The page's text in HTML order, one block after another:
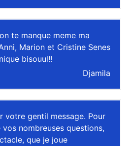
te manque meme ma
Marion et Cristine Senes
bisouul!!
Djamila
votre gentil message. Pour
vos nombreuses questions,
que je joue